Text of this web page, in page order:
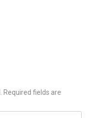
Required fields are